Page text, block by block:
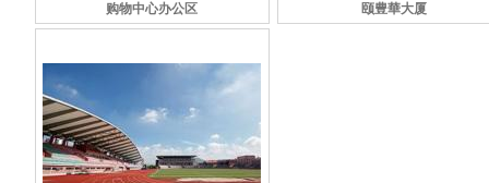
购物中心办公区 颐豊華大厦